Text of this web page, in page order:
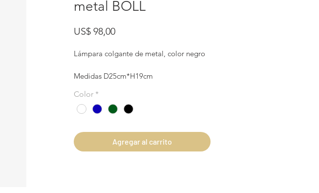
metal BOLL
US$ 98,00Precio
Lámpara colgante de metal, color negro
Medidas D25cm*H19cm
Color *
Agregar al carrito